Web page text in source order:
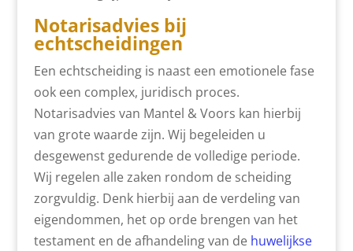
Notarisadvies bij
echtscheidingen
Een echtscheiding is naast een emotionele fase
ook een complex, juridisch proces.
Notarisadvies van Mantel & Voors kan hierbij
van grote waarde zijn. Wij begeleiden u
desgewenst gedurende de volledige periode.
Wij regelen alle zaken rondom de scheiding
zorgvuldig. Denk hierbij aan de verdeling van
eigendommen, het op orde brengen van het
testament en de afhandeling van de huwelijkse